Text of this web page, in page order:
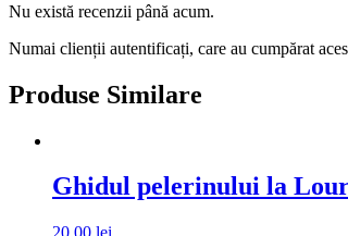
Nu există recenzii până acum.
Numai clienții autentificați, care au cumpărat
Produse Similare
Ghidul pelerinului la